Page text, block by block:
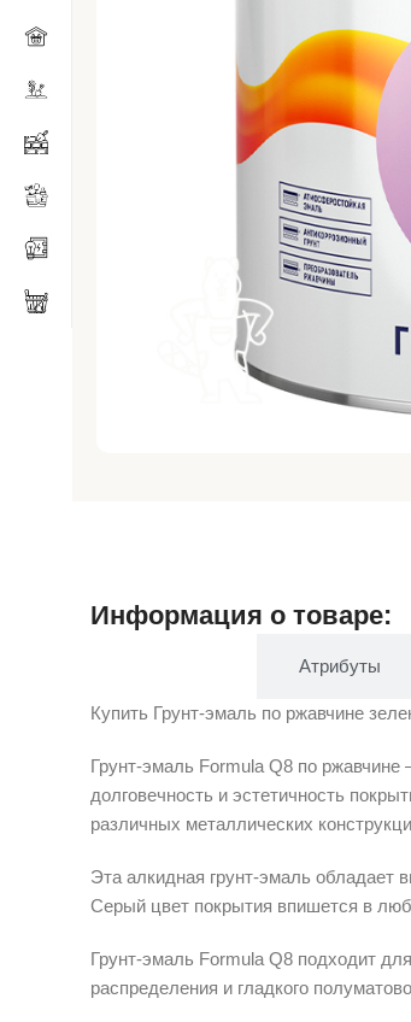
Информация о товаре:
Атрибуты
Купить Грунт-эмаль по ржавчине
Грунт-эмаль Formula Q8 по
долговечность и эстетичность
различных металлических
Эта алкидная грунт-эмаль обладает
Серый цвет покрытия впишется в
Грунт-эмаль Formula Q8 подходит
распределения и гладкого